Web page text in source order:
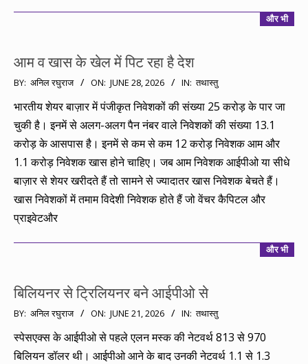
और भी
आम व खास के खेल में पिट रहा है देश
2026-
BY: अनिल रघुराज ON: JUNE 28, 2026 IN: तथास्तु
भारतीय शेयर बाज़ार में पंजीकृत निवेशकों की संख्या 25 करोड़ के पार जा
चुकी है। इनमें से अलग-अलग पैन नंबर वाले निवेशकों की संख्या 13.1
करोड़ के आसपास है। इनमें से कम से कम 12 करोड़ निवेशक आम और
1.1 करोड़ निवेशक खास होने चाहिए। जब आम निवेशक आईपीओ या सीधे
बाज़ार से शेयर खरीदते हैं तो सामने से ज्यादातर खास निवेशक बेचते हैं।
खास निवेशकों में तमाम विदेशी निवेशक होते हैं जो वेंचर कैपिटल और
प्राइवेटऔर
और भी
बिलियनर से ट्रिलियनर बने आईपीओ से
2026-
06-
21
BY: अनिल रघुराज ON: JUNE 21, 2026 IN: तथास्तु
स्पेसएक्स के आईपीओ से पहले एलन मस्क की नेटवर्थ 813 से 970
बिलियन डॉलर थी। आईपीओ आने के बाद उनकी नेटवर्थ 1.1 से 1.3